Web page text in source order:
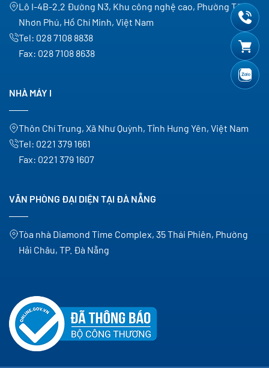
Lô I-4B-2.2 Đường N3, Khu công nghệ cao, Phường Tăng
Nhơn Phú, Hồ Chí Minh, Việt Nam
Tel: 028 7108 8838
Fax: 028 7108 8638
NHÀ MÁY I
Thôn Chí Trung, Xã Như Quỳnh, Tỉnh Hưng Yên, Việt Nam
Tel: 0221 379 1661
Fax: 0221 379 1607
VĂN PHÒNG ĐẠI DIỆN TẠI ĐÀ NẴNG
Tòa nhà Diamond Time Complex, 35 Thái Phiên, Phường
Hải Châu, TP. Đà Nẵng